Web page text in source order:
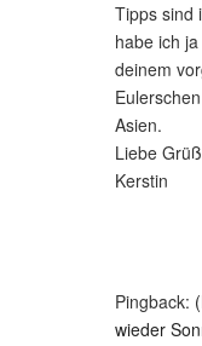
Tipps sind
habe ich
deinem
Asien.
Liebe
Kerstin
Pingback:
wieder